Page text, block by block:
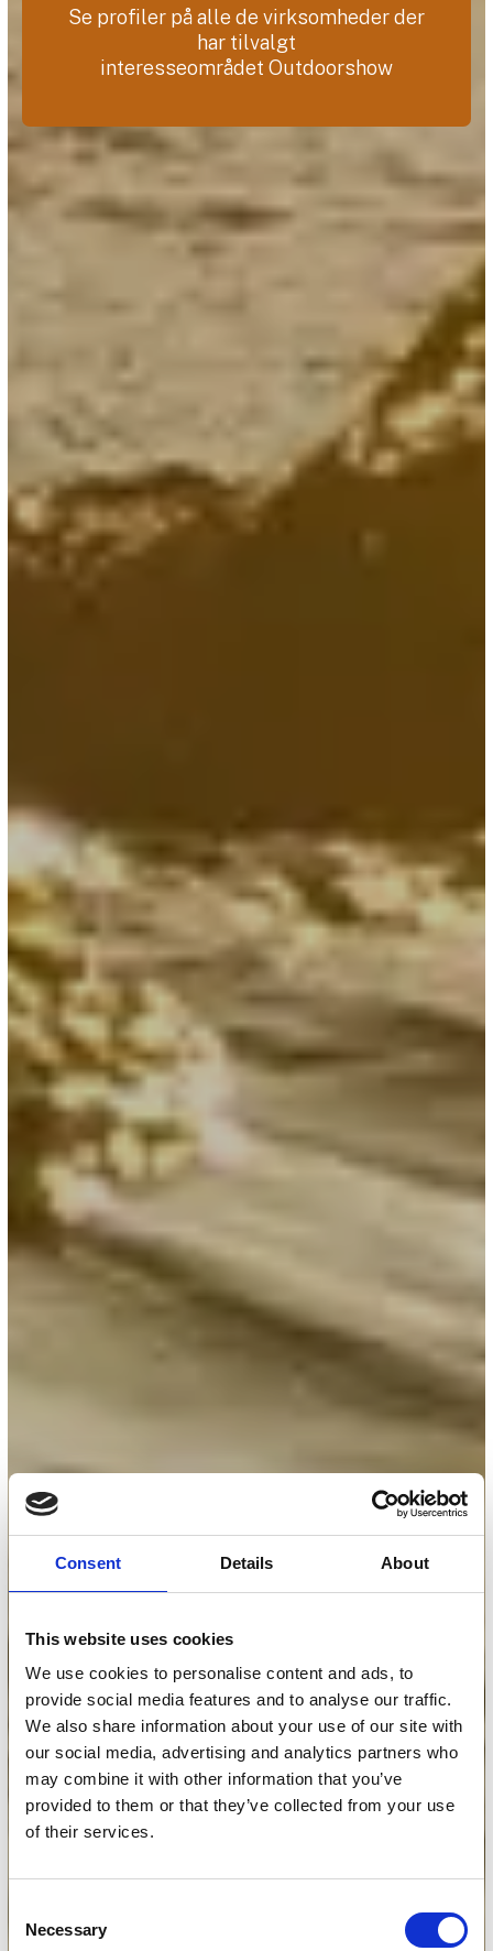
Consent Details About
This website uses cookies
We use cookies to personalise content and ads, to
provide social media features and to analyse our traffic.
We also share information about your use of our site with
our social media, advertising and analytics partners who
may combine it with other information that you’ve
provided to them or that they’ve collected from your use
of their services.
Selection
Necessary
Se profiler på alle de virksomheder der
har tilvalgt
interesseområdet Outdoorshow